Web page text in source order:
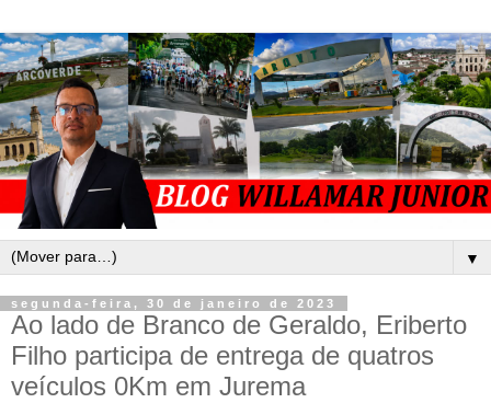
▼
segunda-feira, 30 de janeiro de 2023
Ao lado de Branco de Geraldo, Eriberto
Filho participa de entrega de quatros
veículos 0Km em Jurema